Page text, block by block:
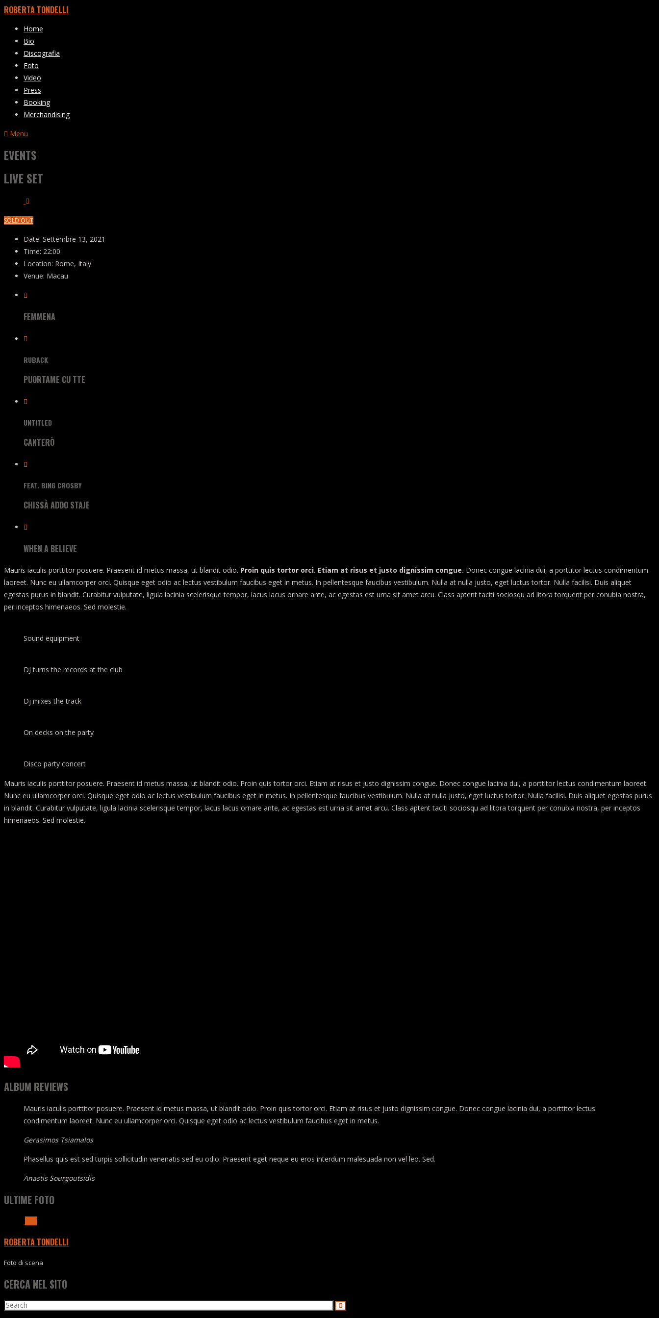
ROBERTA TONDELLI
Home
Bio
Discografia
Foto
Video
Press
Booking
Merchandising
Menu
EVENTS
LIVE SET
SOLD OUT
Date: Settembre 13, 2021
Time: 22:00
Location: Rome, Italy
Venue: Macau
FEMMENA
RUBACK
PUORTAME CU TTE
UNTITLED
CANTERÒ
FEAT. BING CROSBY
CHISSÀ ADDO STAJE
WHEN A BELIEVE
Mauris iaculis porttitor posuere. Praesent id metus massa, ut blandit odio. Proin quis tortor orci. Etiam at risus et justo dignissim congue. Donec congue lacinia dui, a porttitor lectus condimentum
laoreet. Nunc eu ullamcorper orci. Quisque eget odio ac lectus vestibulum faucibus eget in metus. In pellentesque faucibus vestibulum. Nulla at nulla justo, eget luctus tortor. Nulla facilisi. Duis aliquet
egestas purus in blandit. Curabitur vulputate, ligula lacinia scelerisque tempor, lacus lacus ornare ante, ac egestas est urna sit amet arcu. Class aptent taciti sociosqu ad litora torquent per conubia nostra,
per inceptos himenaeos. Sed molestie.
Sound equipment
DJ turns the records at the club
Dj mixes the track
On decks on the party
Disco party concert
Mauris iaculis porttitor posuere. Praesent id metus massa, ut blandit odio. Proin quis tortor orci. Etiam at risus et justo dignissim congue. Donec congue lacinia dui, a porttitor lectus condimentum laoreet.
Nunc eu ullamcorper orci. Quisque eget odio ac lectus vestibulum faucibus eget in metus. In pellentesque faucibus vestibulum. Nulla at nulla justo, eget luctus tortor. Nulla facilisi. Duis aliquet egestas purus
in blandit. Curabitur vulputate, ligula lacinia scelerisque tempor, lacus lacus ornare ante, ac egestas est urna sit amet arcu. Class aptent taciti sociosqu ad litora torquent per conubia nostra, per inceptos
himenaeos. Sed molestie.
ALBUM REVIEWS
Mauris iaculis porttitor posuere. Praesent id metus massa, ut blandit odio. Proin quis tortor orci. Etiam at risus et justo dignissim congue. Donec congue lacinia dui, a porttitor lectus
condimentum laoreet. Nunc eu ullamcorper orci. Quisque eget odio ac lectus vestibulum faucibus eget in metus.
Gerasimos Tsiamalos
Phasellus quis est sed turpis sollicitudin venenatis sed eu odio. Praesent eget neque eu eros interdum malesuada non vel leo. Sed.
Anastis Sourgoutsidis
ULTIME FOTO
ROBERTA TONDELLI
Foto di scena
CERCA NEL SITO
Search
for: